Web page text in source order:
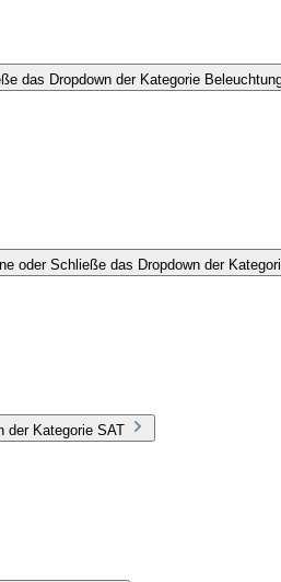
das Dropdown der Kategorie
oder Schließe das Dropdown der
der Kategorie SAT